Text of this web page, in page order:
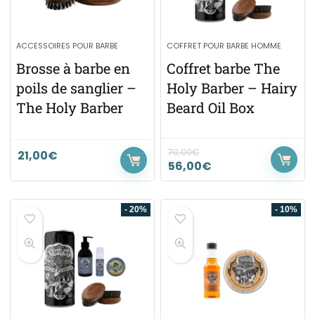
ACCESSOIRES POUR BARBE
Brosse à barbe en
poils de sanglier –
The Holy Barber
21,00€
COFFRET POUR BARBE HOMME
Coffret barbe The
Holy Barber – Hairy
Beard Oil Box
70,00€
56,00€
- 20% - 10%